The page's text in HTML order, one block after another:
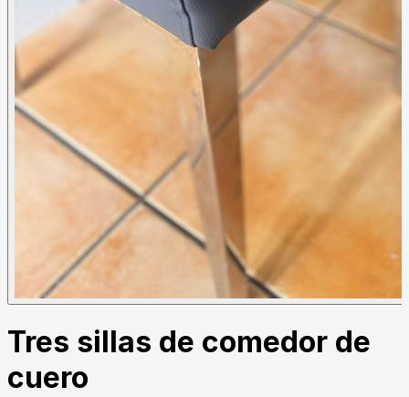
Tres sillas de comedor de
cuero